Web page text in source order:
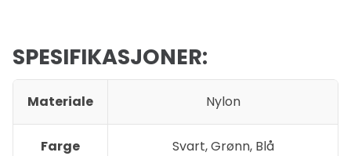
SPESIFIKASJONER:
Materiale Nylon
Farge Svart, Grønn, Blå